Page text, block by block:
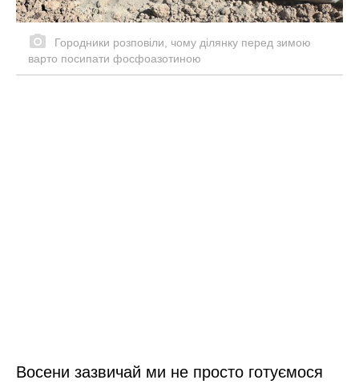
Городники розповіли, чому ділянку перед зимою
варто посипати фосфоазотиною
Восени зазвичай ми не просто готуємося